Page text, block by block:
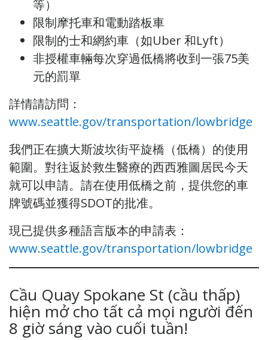
等）
限制摩托車和電動踏板車
限制的士和網約車（如Uber 和Lyft）
非授權車輛每次穿過低橋將收到一張75美
元的罰單
詳情請訪問：
www.seattle.gov/transportation/lowbridge
我們正在擴大斯波坎街平旋橋（低橋）的使用
範圍。對往返於救生醫療的西西雅圖居民今天
就可以申請。請在使用低橋之前，提供您的車
牌號碼並獲得SDOT的批准。
現已提供多種語言版本的申請表：
www.seattle.gov/transportation/lowbridge
Cầu Quay Spokane St (cầu thấp)
hiện mở cho tất cả mọi người đến
8 giờ sáng vào cuối tuần!